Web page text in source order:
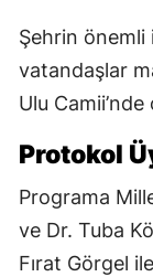
Şehrin önemli
vatandaşlar
Ulu
Protokol
Programa
ve Dr. Tuba
Fırat Görgel